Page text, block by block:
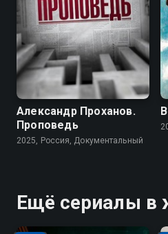
Александр Проханов.
Проповедь
2025, Россия, Документальный
Ещё сериалы в